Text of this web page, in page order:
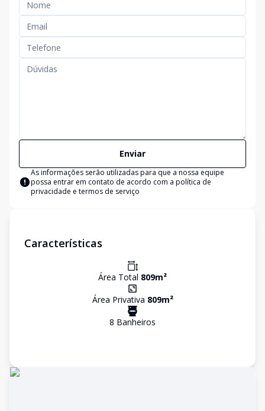
Enviar
As informações serão utilizadas para que a nossa equipe
possa entrar em contato de acordo com a política de
privacidade e termos de serviço
Características
Área Total 809m²
Área Privativa 809m²
8 Banheiros